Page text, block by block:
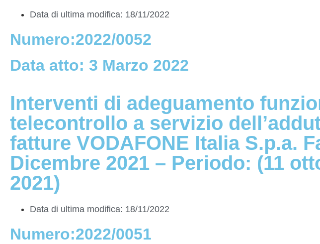
Data di ultima modifica: 18/11/2022
Numero:2022/0052
Data atto: 3 Marzo 2022
Interventi di adeguamento
telecontrollo a servizio
fatture VODAFONE Italia S.p.a.
Dicembre 2021 – Periodo: (11
2021)
Data di ultima modifica: 18/11/2022
Numero:2022/0051